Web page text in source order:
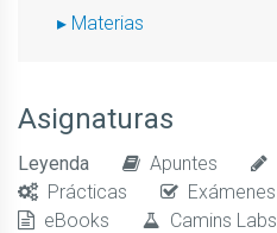
Materias
Asignaturas
Leyenda Apuntes
Prácticas
Exámenes
eBooks
Camins Labs